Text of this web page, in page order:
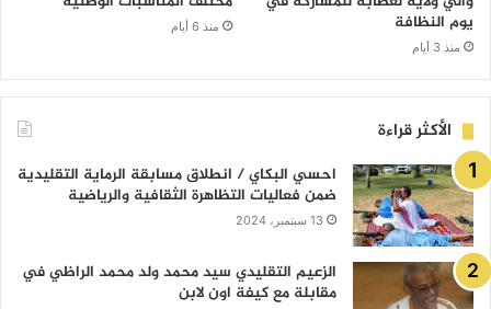
يوم النظافة
منذ 3 أيام
منذ 6 أيام
الأكثر قراءة
احسي البكاي / انطلاق مسابقة الرماية التقليدية
ضمن فعاليات التظاهرة الثقافية والرياضية
13 سبتمبر، 2024
الزعيم التقليدي سيد محمد ولد محمد الراظي في
مقابلة مع كيفة اون لابن